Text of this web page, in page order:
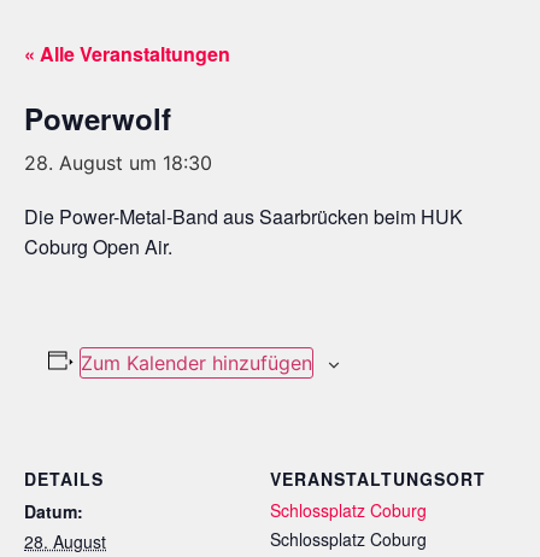
« Alle Veranstaltungen
Powerwolf
28. August um 18:30
Die Power-Metal-Band aus Saarbrücken beim HUK
Coburg Open Air.
Zum Kalender hinzufügen
DETAILS
Datum:
28. August
VERANSTALTUNGSORT
Schlossplatz Coburg
Schlossplatz Coburg